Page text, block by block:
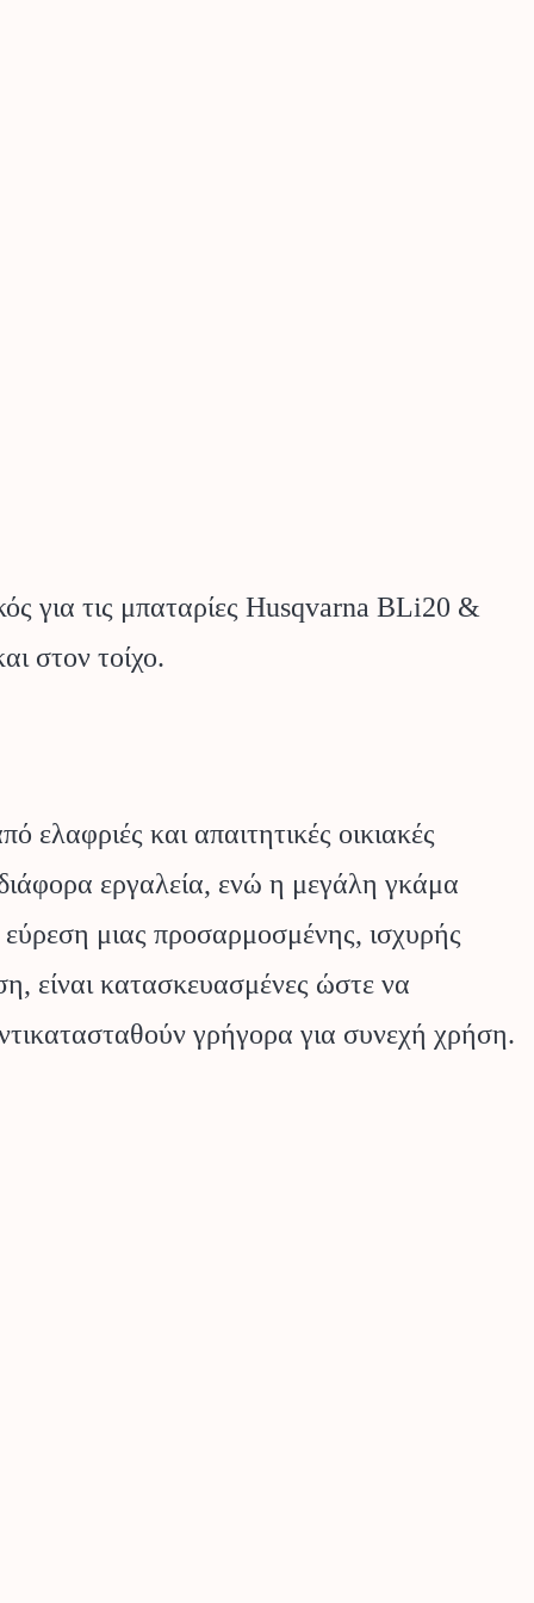
για τις μπαταρίες Husqvarna BLi20 &
στον τοίχο.
και απαιτητικές οικιακές
εργαλεία, ενώ η μεγάλη γκάμα
μιας προσαρμοσμένης, ισχυρής
είναι κατασκευασμένες ώστε να
γρήγορα για συνεχή χρήση.